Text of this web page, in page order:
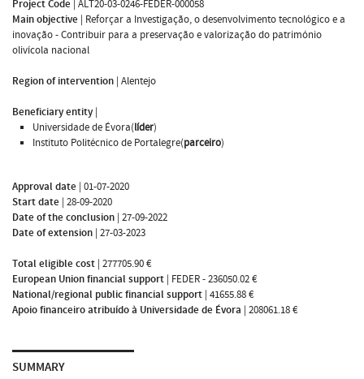
Project Code | ALT20-03-0246-FEDER-000058
Main objective | Reforçar a Investigação, o desenvolvimento tecnológico e a
inovação - Contribuir para a preservação e valorização do património
olivícola nacional
Region of intervention | Alentejo
Beneficiary entity|
Universidade de Évora(líder)
Instituto Politécnico de Portalegre(parceiro)
Approval date | 01-07-2020
Start date | 28-09-2020
Date of the conclusion | 27-09-2022
Date of extension | 27-03-2023
Total eligible cost | 277705.90 €
European Union financial support | FEDER - 236050.02 €
National/regional public financial support | 41655.88 €
Apoio financeiro atribuído à Universidade de Évora | 208061.18 €
SUMMARY